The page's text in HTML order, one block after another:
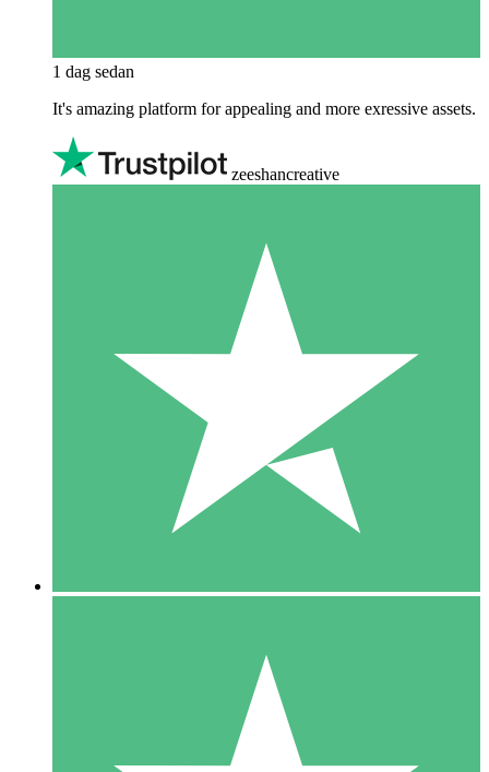
1 dag sedan
It's amazing platform for appealing and more exressive assets.
zeeshancreative